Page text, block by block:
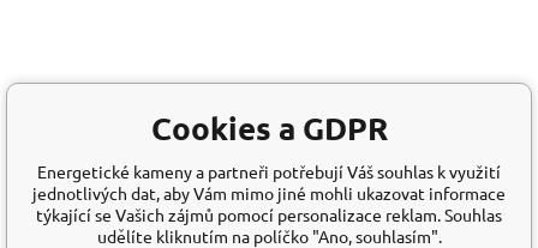
Cookies a GDPR
Energetické kameny a partneři potřebují Váš souhlas k využití
jednotlivých dat, aby Vám mimo jiné mohli ukazovat informace
týkající se Vašich zájmů pomocí personalizace reklam. Souhlas
udělíte kliknutím na políčko "Ano, souhlasím".